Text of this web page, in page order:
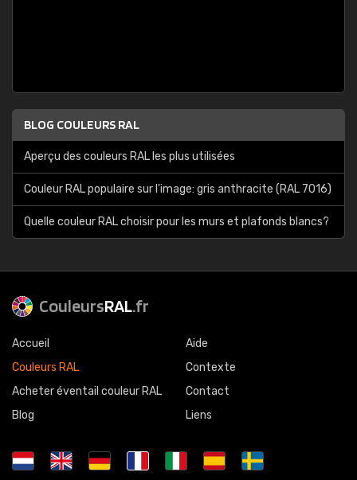
BLOG COULEURS RAL
Aperçu des couleurs RAL les plus utilisées
Couleur RAL populaire sur l'image: gris anthracite (RAL 7016)
Quelle couleur RAL choisir pour les murs et plafonds blancs?
CouleursRAL.fr
Accueil
Couleurs RAL
Acheter éventail couleur RAL
Blog
Aide
Contexte
Contact
Liens